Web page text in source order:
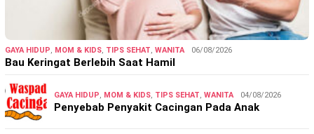
GAYA HIDUP, MOM & KIDS, TIPS SEHAT, WANITA 06/08/2026
Bau Keringat Berlebih Saat Hamil
GAYA HIDUP, MOM & KIDS, TIPS SEHAT, WANITA 04/08/2026
Penyebab Penyakit Cacingan Pada Anak